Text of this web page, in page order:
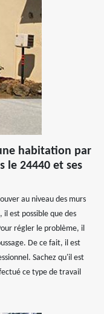
habitation par
le 24440 et ses
au niveau des murs
est possible que des
régler le problème, il
De ce fait, il est
Sachez qu'il est
ce type de travail